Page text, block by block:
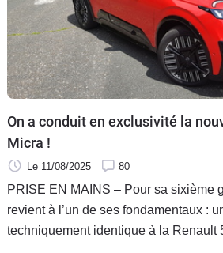
On a conduit en exclusivité la
Micra !
Le 11/08/2025 80
PRISE EN MAINS – Pour sa sixième
revient à l’un de ses fondamentaux :
techniquement identique à la Renault